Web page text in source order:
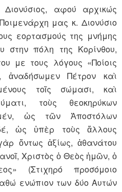
αφού αρχικώς
μας κ. Διονύσιο
εορτασμούς της μνήμης
στην πόλη της Κορίνθου,
με τους λόγους «Ποίοις
ἀναδήσωμεν Πέτρον καὶ
τοῖς σώμασι, καὶ
τοὺς θεοκηρύκων
ὡς τῶν Ἀποστόλων
ὡς ὑπὲρ τοὺς ἄλλους
ὄντως ἀξίως, ἀθανάτου
Χριστὸς ὁ Θεὸς ἡμῶν, ὁ
(Στιχηρό προσόμοιο
ενώπιον των δύο Αυτών